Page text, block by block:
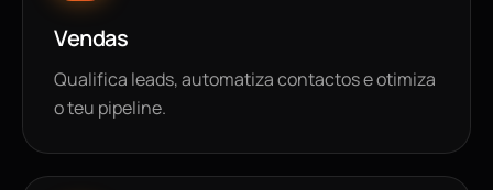
Vendas
Qualifica leads, automatiza contactos e otimiza
o teu pipeline.